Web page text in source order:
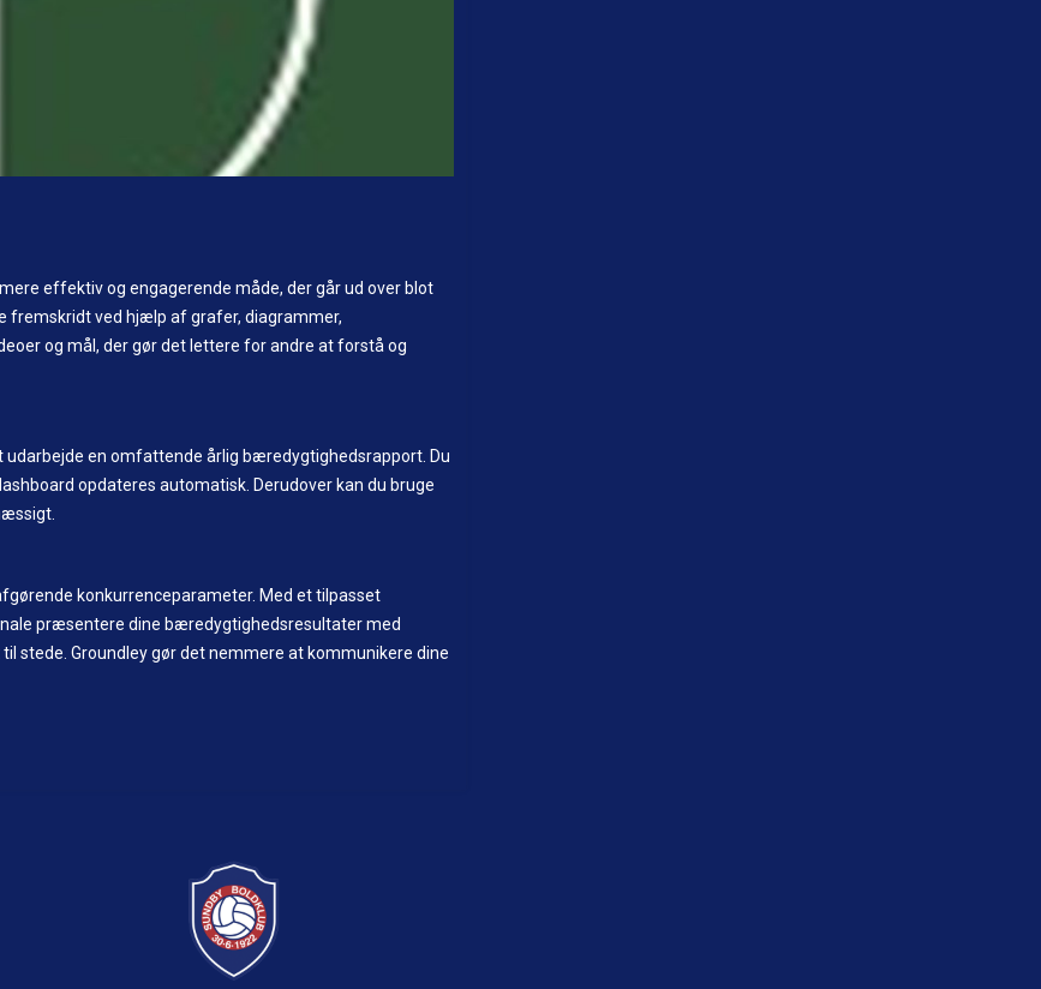
effektiv og engagerende måde, der går ud over blot
fremskridt ved hjælp af grafer, diagrammer,
og mål, der gør det lettere for andre at forstå og
udarbejde en omfattende årlig bæredygtighedsrapport. Du
opdateres automatisk. Derudover kan du bruge
konkurrenceparameter. Med et tilpasset
præsentere dine bæredygtighedsresultater med
stede. Groundley gør det nemmere at kommunikere dine